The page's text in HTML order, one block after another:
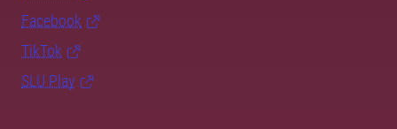
Facebook
TikTok
SLU Play